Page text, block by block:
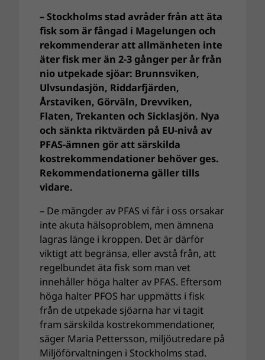
– Stockholms stad avråder från att äta
fisk som är fångad i Magelungen och
rekommenderar att allmänheten inte
äter fisk mer än 2-3 gånger per år från
nio utpekade sjöar: Brunnsviken,
Ulvsundasjön, Riddarfjärden,
Årstaviken, Görväln, Drevviken,
Flaten, Trekanten och Sicklasjön. Nya
och sänkta riktvärden på EU-nivå av
PFAS-ämnen gör att särskilda
kostrekommendationer behöver ges.
Rekommendationerna gäller tills
vidare.
– De mängder av PFAS vi får i oss orsakar
inte akuta hälsoproblem, men ämnena
lagras länge i kroppen. Det är därför
viktigt att begränsa, eller avstå från, att
regelbundet äta fisk som man vet
innehåller höga halter av PFAS. Eftersom
höga halter PFOS har uppmätts i fisk
från de utpekade sjöarna har vi tagit
fram särskilda kostrekommendationer,
säger Maria Pettersson, miljöutredare på
Miljöförvaltningen i Stockholms stad.